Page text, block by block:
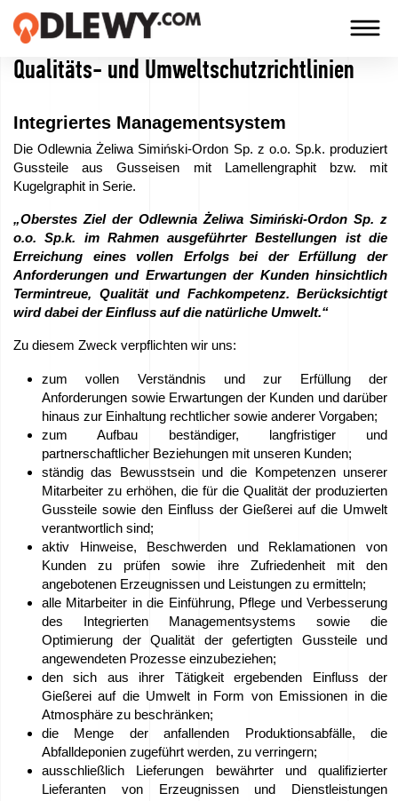
TRADYCJA
JAKOŚĆ
Firma
Technologien
Unsere
Produkte
Arbeit
–
Bewerben
Sie
sich
jetzt!
Geräte
zum
Verkauf
EU-
Zuschüsse
Wir
Qualitäts- und Umweltschutzrichtlinien
Integriertes Managementsystem
Die Odlewnia Żeliwa Simiński-Ordon Sp. z o.o. Sp.k. produziert
Gussteile aus Gusseisen mit Lamellengraphit bzw. mit
Kugelgraphit in Serie.
„Oberstes Ziel der Odlewnia Żeliwa Simiński-Ordon Sp. z
o.o. Sp.k. im Rahmen ausgeführter Bestellungen ist die
Erreichung eines vollen Erfolgs bei der Erfüllung der
Anforderungen und Erwartungen der Kunden hinsichtlich
Termintreue, Qualität und Fachkompetenz. Berücksichtigt
wird dabei der Einfluss auf die natürliche Umwelt.“
Zu diesem Zweck verpflichten wir uns:
zum vollen Verständnis und zur Erfüllung der
Anforderungen sowie Erwartungen der Kunden und darüber
hinaus zur Einhaltung rechtlicher sowie anderer Vorgaben;
zum Aufbau beständiger, langfristiger und
partnerschaftlicher Beziehungen mit unseren Kunden;
ständig das Bewusstsein und die Kompetenzen unserer
Mitarbeiter zu erhöhen, die für die Qualität der produzierten
Gussteile sowie den Einfluss der Gießerei auf die Umwelt
verantwortlich sind;
aktiv Hinweise, Beschwerden und Reklamationen von
Kunden zu prüfen sowie ihre Zufriedenheit mit den
angebotenen Erzeugnissen und Leistungen zu ermitteln;
alle Mitarbeiter in die Einführung, Pflege und Verbesserung
des Integrierten Managementsystems sowie die
Optimierung der Qualität der gefertigten Gussteile und
angewendeten Prozesse einzubeziehen;
den sich aus ihrer Tätigkeit ergebenden Einfluss der
Gießerei auf die Umwelt in Form von Emissionen in die
Atmosphäre zu beschränken;
die Menge der anfallenden Produktionsabfälle, die
Abfalldeponien zugeführt werden, zu verringern;
ausschließlich Lieferungen bewährter und qualifizierter
Lieferanten von Erzeugnissen und Dienstleistungen